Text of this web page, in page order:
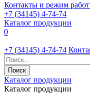
Контакты и режим
+7 (34145) 4-74-74
Каталог продукции
0
+7 (34145) 4-74-74
Каталог продукции
Каталог продукции